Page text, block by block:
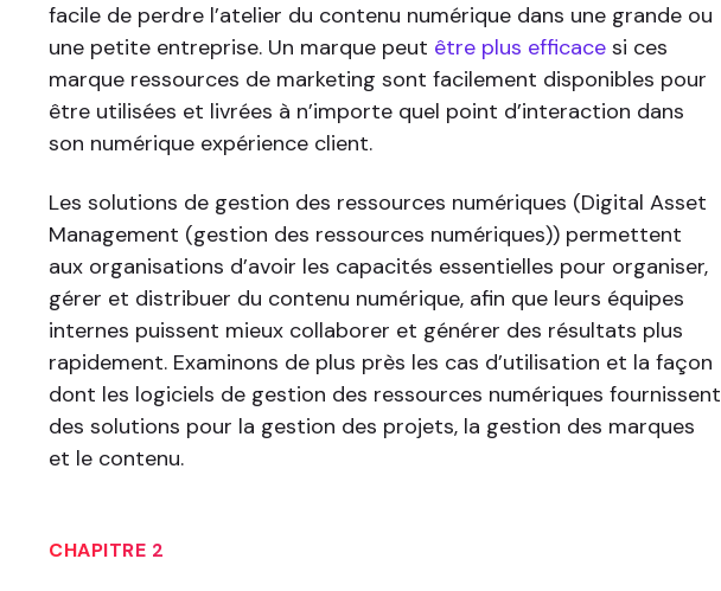
facile de perdre l’atelier du contenu numérique dans une grande ou
une petite entreprise. Un marque peut être plus efficace si ces
marque ressources de marketing sont facilement disponibles pour
être utilisées et livrées à n’importe quel point d’interaction dans
son numérique expérience client.
Les solutions de gestion des ressources numériques (Digital Asset
Management (gestion des ressources numériques)) permettent
aux organisations d’avoir les capacités essentielles pour organiser,
gérer et distribuer du contenu numérique, afin que leurs équipes
internes puissent mieux collaborer et générer des résultats plus
rapidement. Examinons de plus près les cas d’utilisation et la façon
dont les logiciels de gestion des ressources numériques fournissent
des solutions pour la gestion des projets, la gestion des marques
et le contenu.
CHAPITRE 2